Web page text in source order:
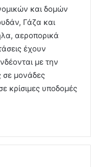
και δομών
Γάζα και
αεροπορικά
έχουν
με την
σε μονάδες
κρίσιμες υποδομές